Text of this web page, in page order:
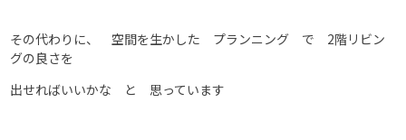
その代わりに、 空間を生かした プランニング で 2階リビン
グの良さを
出せればいいかな と 思っています